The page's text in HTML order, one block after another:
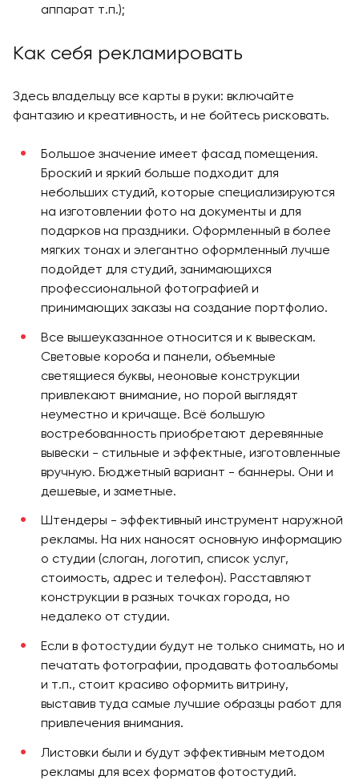
аппарат т.п.);
Как себя рекламировать
Здесь владельцу все карты в руки: включайте
фантазию и креативность, и не бойтесь рисковать.
Большое значение имеет фасад помещения.
Броский и яркий больше подходит для
небольших студий, которые специализируются
на изготовлении фото на документы и для
подарков на праздники. Оформленный в более
мягких тонах и элегантно оформленный лучше
подойдет для студий, занимающихся
профессиональной фотографией и
принимающих заказы на создание портфолио.
Все вышеуказанное относится и к вывескам.
Световые короба и панели, объемные
светящиеся буквы, неоновые конструкции
привлекают внимание, но порой выглядят
неуместно и кричаще. Всё большую
востребованность приобретают деревянные
вывески - стильные и эффектные, изготовленные
вручную. Бюджетный вариант - баннеры. Они и
дешевые, и заметные.
Штендеры - эффективный инструмент наружной
рекламы. На них наносят основную информацию
о студии (слоган, логотип, список услуг,
стоимость, адрес и телефон). Расставляют
конструкции в разных точках города, но
недалеко от студии.
Если в фотостудии будут не только снимать, но и
печатать фотографии, продавать фотоальбомы
и т.п., стоит красиво оформить витрину,
выставив туда самые лучшие образцы работ для
привлечения внимания.
Листовки были и будут эффективным методом
рекламы для всех форматов фотостудий.